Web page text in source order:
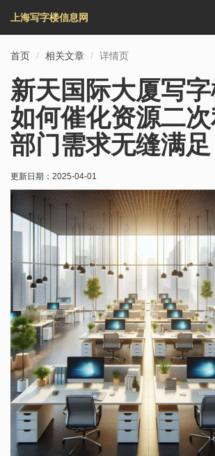
上海写字楼信息网
首页 相关文章 详情页
新天国际大厦写
如何催化资源二
部门需求无缝满足
更新日期： 2025-04-01